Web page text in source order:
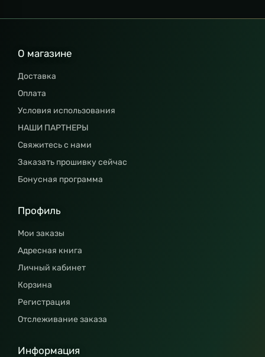
О магазине
Доставка
Оплата
Условия использования
НАШИ ПАРТНЕРЫ
Свяжитесь с нами
Заказать прошивку сейчас
Бонусная программа
Профиль
Мои заказы
Адресная книга
Личный кабинет
Корзина
Регистрация
Отслеживание заказа
Информация